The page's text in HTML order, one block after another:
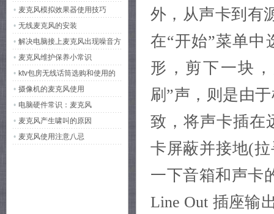
主机参数:
主机工作电压：
DC--12V
工作电流：
1000mA
功耗：12W
射
• 麦克风模拟效果器使用技巧
• 无线麦克风的安装
• 解决电脑接上麦克风出现噪音方
法
• 麦克风维护保养小常识
• ktv包房无线话筒选购和使用的
注意事项
• 摄像机的麦克风使用
• 电脑硬件常识：麦克风
• 麦克风产生啸叫的原因
• 麦克风使用注意八忌
外，从声卡到有
在“开始”菜单中
形，剪下一块
刷”声，则是由
致，将声卡插在
卡屏蔽并接地(
一下音箱和声卡
Line Out 插座输